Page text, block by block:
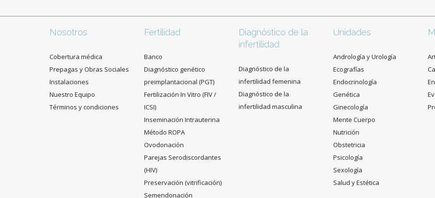
Nosotros
Cobertura médica
Prepagas y Obras Sociales
Instalaciones
Nuestro Equipo
Términos y condiciones
Fertilidad
Banco
Diagnóstico genético
preimplantacional (PGT)
Fertilización In Vitro (FIV /
ICSI)
Inseminación Intrauterina
Método ROPA
Ovodonación
Parejas Serodiscordantes
(HIV)
Preservación (vitrificación)
Semendonación
Diagnóstico de la
infertilidad
Diagnóstico de la
infertilidad femenina
Diagnóstico de la
infertilidad masculina
Unidades
Andrología y Urología
Ecografías
Endocrinología
Genética
Ginecología
Mente Cuerpo
Nutrición
Obstetricia
Psicología
Sexología
Salud y Estética